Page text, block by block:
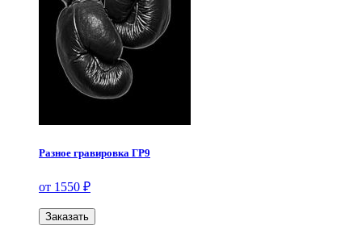
Разное гравировка ГР9
от 1550 ₽
Заказать